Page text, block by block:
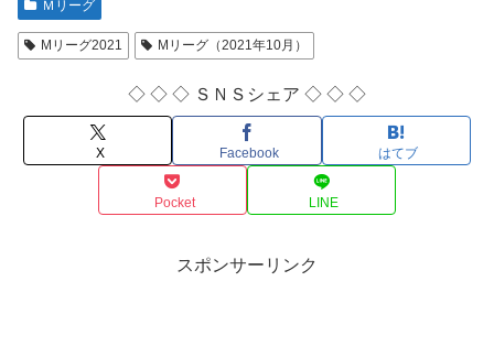
Ｍリーグ
Mリーグ2021 Mリーグ（2021年10月）
◇ ◇ ◇ ＳＮＳシェア ◇ ◇ ◇
X Facebook はてブ
Pocket LINE
スポンサーリンク